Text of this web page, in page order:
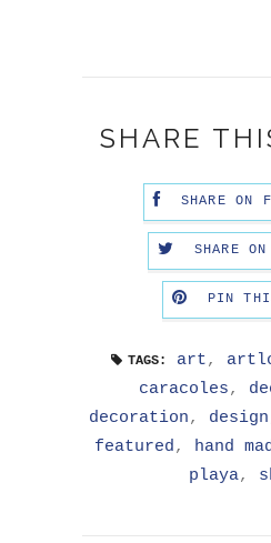
SHARE
SHARE ON
SHARE
PIN
TAGS: art,
caracoles,
decoration, design
featured, hand
playa,